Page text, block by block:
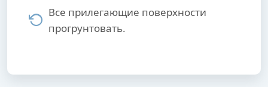
Все прилегающие поверхности
прогрунтовать.